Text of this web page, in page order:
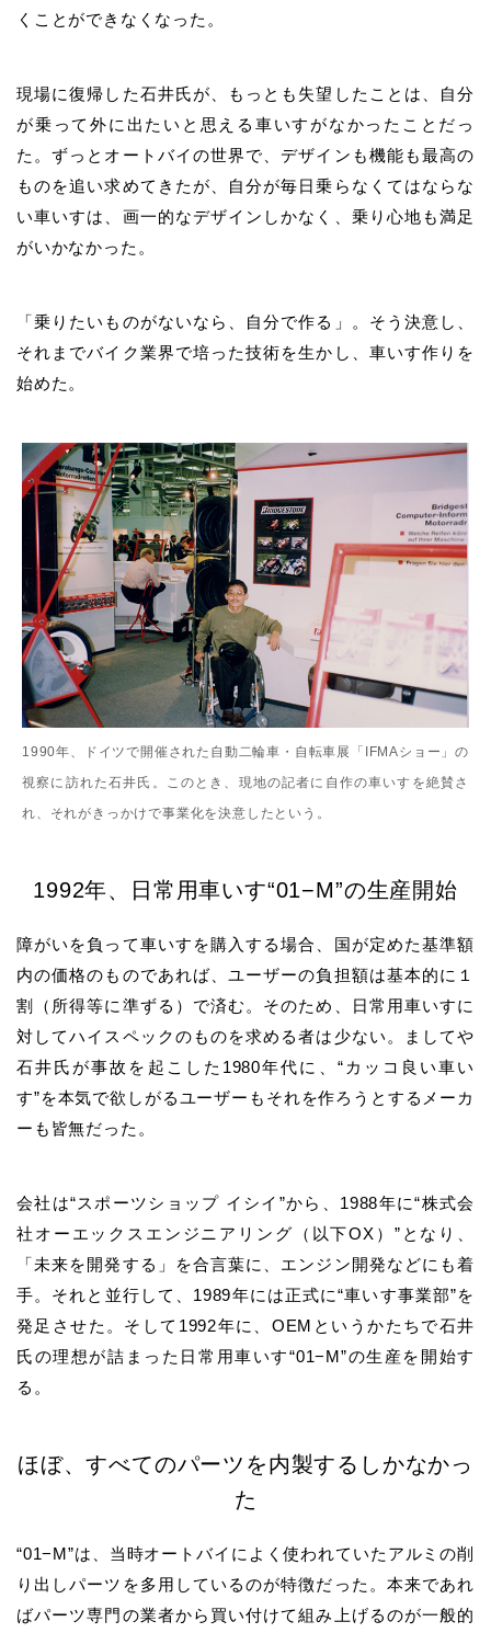
くことができなくなった。
現場に復帰した石井氏が、もっとも失望したことは、自分
が乗って外に出たいと思える車いすがなかったことだっ
た。ずっとオートバイの世界で、デザインも機能も最高の
ものを追い求めてきたが、自分が毎日乗らなくてはならな
い車いすは、画一的なデザインしかなく、乗り心地も満足
がいかなかった。
「乗りたいものがないなら、自分で作る」。そう決意し、
それまでバイク業界で培った技術を生かし、車いす作りを
始めた。
1990年、ドイツで開催された自動二輪車・自転車展「IFMAショー」の
視察に訪れた石井氏。このとき、現地の記者に自作の車いすを絶賛さ
れ、それがきっかけで事業化を決意したという。
1992年、日常用車いす“01−M”の生産開始
障がいを負って車いすを購入する場合、国が定めた基準額
内の価格のものであれば、ユーザーの負担額は基本的に１
割（所得等に準ずる）で済む。そのため、日常用車いすに
対してハイスペックのものを求める者は少ない。ましてや
石井氏 が事故を起こした 1980年代に、 “ カッコ良い車い
す”を本気で欲しがるユーザーもそれを作ろうとするメーカ
ーも皆無だった。
会社は“スポーツショップ イシイ ”から、 1988年に“株式会
社オーエックスエンジニアリング
（以下OX ） ” となり、
「未来を開発する」を合言葉に、エンジン開発などにも着
手。それと並行して、 1989年には正式に“車いす事業部”を
発足させた。そして 1992年に、 OEM というかたちで石井
氏の理想が詰まった日常用車いす“01−M”の生産を開始す
る。
ほぼ、すべてのパーツを内製するしかなかっ
た
“01−M”は、当時オートバイによく使われていたアルミの削
り出しパーツを多用しているのが特徴だった。本来であれ
ばパーツ専門の業者から買い付けて組み上げるのが一般的